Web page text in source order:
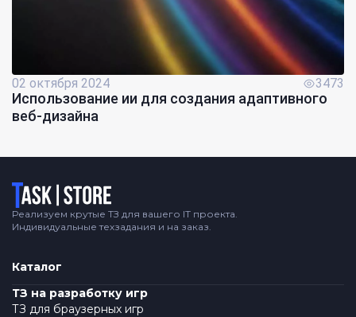
02 октября 2024 3473
Использование ии для создания адаптивного
веб-дизайна
Логотип
Реализуем крутые ТЗ для вашего IT проекта.
Индивидуальные техзадания и на заказ.
Каталог
ТЗ на разработку игр
ТЗ для браузерных игр